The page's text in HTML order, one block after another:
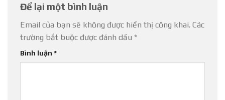
Để lại một bình luận
Email của bạn sẽ không được hiển thị công khai. Các
trường bắt buộc được đánh dấu *
Bình luận *